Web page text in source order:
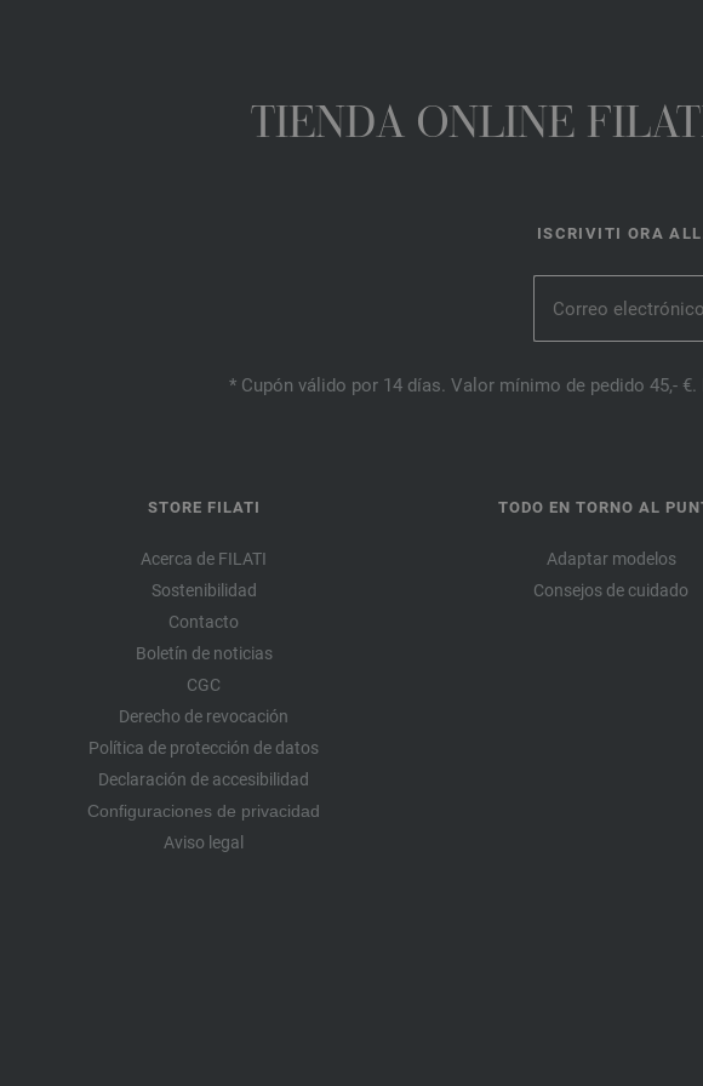
TIENDA ONLINE
ISCRIVITI ORA
* Cupón válido por 14 días. Valor mínimo de pedido 45,-
STORE FILATI
Acerca de FILATI
Sostenibilidad
Contacto
Boletín de noticias
CGC
Derecho de revocación
Política de protección de datos
Declaración de accesibilidad
Configuraciones de privacidad
Aviso legal
TODO EN TORNO AL
Adaptar modelos
Consejos de cuidado